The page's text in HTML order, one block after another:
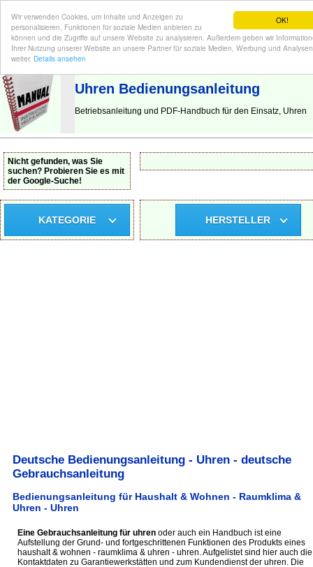
OK!
Wir verwenden Cookies, um Inhalte und Anzeigen zu
personalisieren, Funktionen für soziale Medien anbieten zu
können und die Zugriffe auf unsere Website zu analysieren. Außerdem geben wir
Ihrer Nutzung unserer Website an unsere Partner für soziale Medien, Werbung und Analysen
weiter. Details ansehen
BEDIENUNGSANLEITUNG | Hier finden Sie die deutsche Anleitung!
Uhren Bedienungsanleitung
Betriebsanleitung und PDF-Handbuch für den Einsatz, Uhren
Nicht gefunden, was Sie
suchen? Probieren Sie es mit
der Google-Suche!
KATEGORIE HERSTELLER
Deutsche Bedienungsanleitung - Uhren - deutsche
Gebrauchsanleitung
Bedienungsanleitung für Haushalt & Wohnen - Raumklima &
Uhren - Uhren
Eine Gebrauchsanleitung für uhrenoder auch ein Handbuch ist eine
Aufstellung der Grund- und fortgeschrittenen Funktionen des Produkts eines
haushalt & wohnen - raumklima & uhren - uhren. Aufgelistet sind hier auch die
Kontaktdaten zu Garantiewerkstätten und zum Kundendienst der uhren. Die